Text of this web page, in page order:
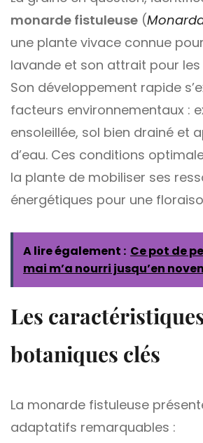
monarde fistuleuse (
une plante vivace connue
lavande et son attrait pour
Son développement rapide
facteurs environnementaux :
ensoleillée, sol bien drainé et
d’eau. Ces conditions
la plante de mobiliser ses
énergétiques pour une
A lire également : Ce pot de
mai m’a nourri jusqu’en
Les
botaniques clés
La monarde fistuleuse
adaptatifs remarquables :